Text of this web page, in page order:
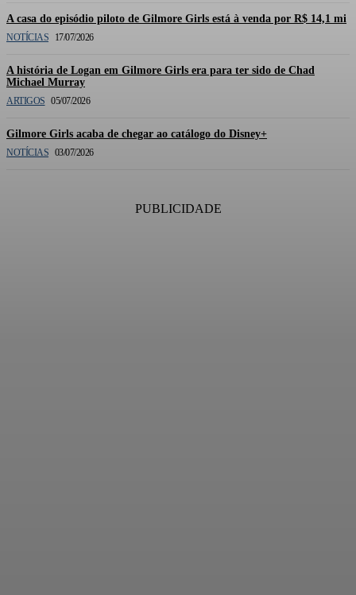
A casa do episódio piloto de Gilmore Girls está à venda por R$ 14,1 mi
NOTÍCIAS 17/07/2026
A história de Logan em Gilmore Girls era para ter sido de Chad
Michael Murray
ARTIGOS 05/07/2026
Gilmore Girls acaba de chegar ao catálogo do Disney+
NOTÍCIAS 03/07/2026
PUBLICIDADE